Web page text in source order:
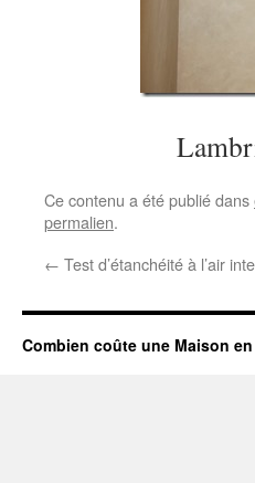
Ce contenu a été publié dans
permalien.
← Test d’étanchéité à l’air
Combien coûte une Maison